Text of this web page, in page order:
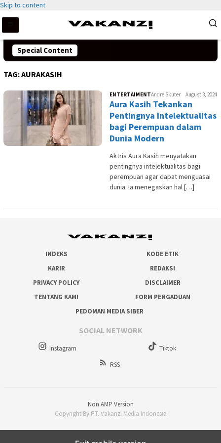
Skip to content
Special Content
TAG:AURAKASIH
ENTERTAIMENTAndre Skuter August 3, 2024
Aura Kasih Tekankan
Pentingnya Intelektualitas
bagi Perempuan dalam
Dunia Modern
Aktris Aura Kasih menyatakan
pentingnya intelektualitas bagi
perempuan agar dapat menguasai
dunia. Ia menegaskan hal […]
INDEKS
KODE ETIK
KARIR
REDAKSI
PRIVACY POLICY
DISCLAIMER
TENTANG KAMI
FORM PENGADUAN
PEDOMAN MEDIA SIBER
SOCIAL NETWORK
Instagram
Tiktok
RSS
Non AMP Version
Copyright By PT. Vakanzi Media Indonesia